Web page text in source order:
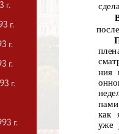
г.
г.
г.
г.
г.
г.
ния
как
уже